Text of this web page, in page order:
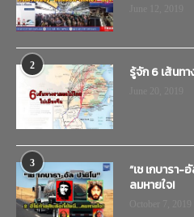
2 รู้จัก 6 เส้นท
3
“เช เกบารา
ลมหายใจ!